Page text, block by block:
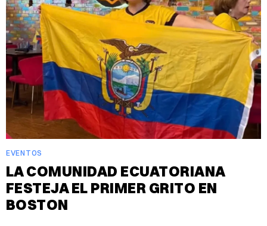
EVENTOS
LA COMUNIDAD ECUATORIANA
FESTEJA EL PRIMER GRITO EN
BOSTON